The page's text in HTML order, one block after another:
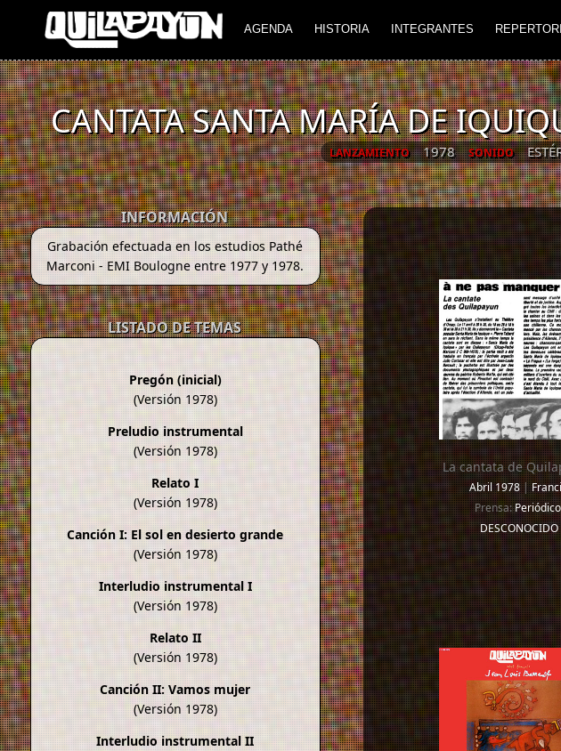
AGENDA HISTORIA INTEGRANTES
CANTATA SANTA MARÍA DE
LANZAMIENTO 1978 SONIDO
INFORMACIÓN
Grabación efectuada en los estudios Pathé
Marconi - EMI Boulogne entre 1977 y 1978.
LISTADO DE TEMAS
Pregón (inicial)
(Versión 1978)
Preludio instrumental
(Versión 1978)
Relato I
(Versión 1978)
Canción I: El sol en desierto grande
(Versión 1978)
Interludio instrumental I
(Versión 1978)
Relato II
(Versión 1978)
Canción II: Vamos mujer
(Versión 1978)
Interludio instrumental II
La cantata de
Abril 1978|
Prensa:
DESCONOCIDO